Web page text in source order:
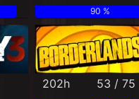
90 %
202h 53 / 75